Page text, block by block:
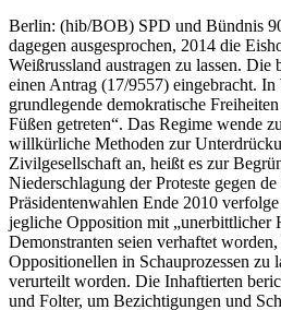
Berlin: (hib/BOB) SPD und Bündnis
dagegen ausgesprochen, 2014 die
Weißrussland austragen zu lassen. Die
einen Antrag (17/9557) eingebracht. In
grundlegende demokratische
Füßen getreten“. Das Regime wende
willkürliche Methoden zur
Zivilgesellschaft an, heißt es zur
Niederschlagung der Proteste gegen
Präsidentenwahlen Ende 2010
jegliche Opposition mit „unerbittlicher
Demonstranten seien verhaftet
Oppositionellen in Schauprozessen zu
verurteilt worden. Die Inhaftierten
und Folter, um Bezichtigungen und